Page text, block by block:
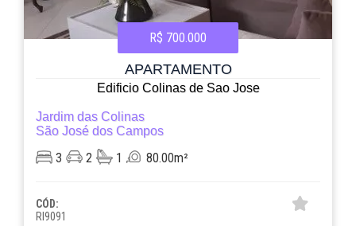
R$ 700.000
APARTAMENTO
Edificio Colinas de Sao Jose
Jardim das Colinas
São José dos Campos
3 2 1 80.00m²
CÓD:
RI9091